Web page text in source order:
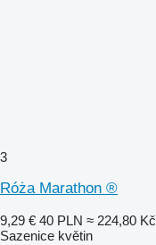
3
Róża Marathon ®
9,29 € 40 PLN ≈ 224,80 Kč
Sazenice květin